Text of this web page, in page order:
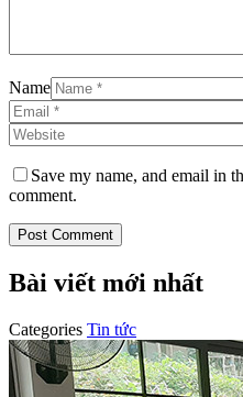
Name
Save my name, and email in
comment.
Bài viết mới nhất
Categories Tin tức